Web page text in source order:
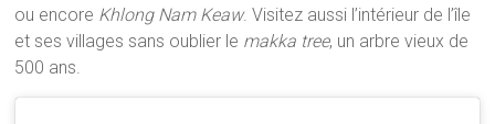
ou encore Khlong Nam Keaw. Visitez aussi l’intérieur de l’île
et ses villages sans oublier le makka tree, un arbre vieux de
500 ans.